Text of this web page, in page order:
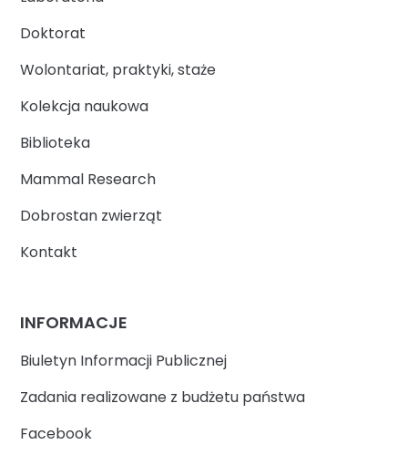
Doktorat
Wolontariat, praktyki, staże
Kolekcja naukowa
Biblioteka
Mammal Research
Dobrostan zwierząt
Kontakt
INFORMACJE
Biuletyn Informacji Publicznej
Zadania realizowane z budżetu państwa
Facebook